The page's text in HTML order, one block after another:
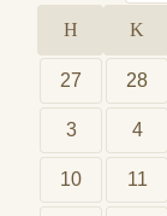
H K
27 28
3 4
10 11